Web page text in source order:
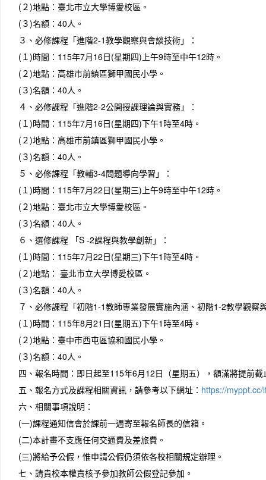
Life
(２)地點：臺北市立大學博愛校區。
(３)名額：40人。
３、 必修課程「進階2-1教學觀察與會談技術」：
(１)時間：115年7月16日(星期四)上午9時至中午12時。
(２)地點：高雄市前鎮區獅甲國民小學。
(３)名額：40人。
４、 必修課程「進階2-2公開授課理論與實務」：
(１)時間：115年7月16日(星期四)下午1時至4時。
(２)地點：高雄市前鎮區獅甲國民小學。
(３)名額：40人。
５、 必修課程「教輔3-4問題導向學習」：
(１)時間：115年7月22日(星期三)上午9時至中午12時。
(２)地點：臺北市立大學博愛校區。
(３)名額：40人。
６、 選修課程 「S -2課程與教學創新」：
(１)時間：115年7月22日(星期三)下午1時至4時。
(２)地點： 臺北市立大學博愛校區。
(３)名額：40人。
７、 必修課程「初階1-1教師專業發展實施內涵、初階1-2教學觀察
(１)時間：115年8月21日(星期五)下午1時至4時。
(２)地點：臺中市西屯區協和國民小學。
(３)名額：40人。
四、 報名時間：即日起至115年6月12日（星期五），額滿將提前截
五、 報名方式及課程相關資訊，請參考以下網址： https://myppt.cc/
六、 相關事項說明：
(一)課程通知信會於課前一週寄至報名師長的信箱。
(二)本計畫不支應任何交通費及差旅費。
(三)將給予公假，惟申請公假仍須依各校相關規定辦理。
七、 請貴校本權責核予參加教師公假登記參加。